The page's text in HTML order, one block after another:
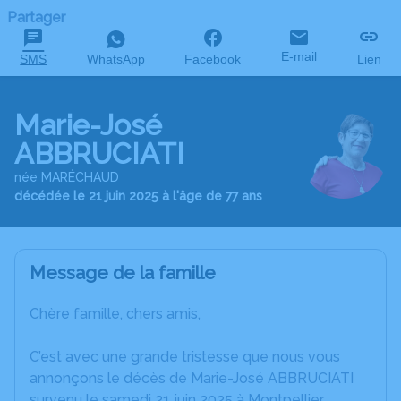
Partager
SMS WhatsApp Facebook E-mail Lien
Marie-José
ABBRUCIATI
née MARÉCHAUD
décédée le 21 juin 2025 à l'âge de 77 ans
Message de la famille
Chère famille, chers amis,
C’est avec une grande tristesse que nous vous
annonçons le décès de Marie-José ABBRUCIATI